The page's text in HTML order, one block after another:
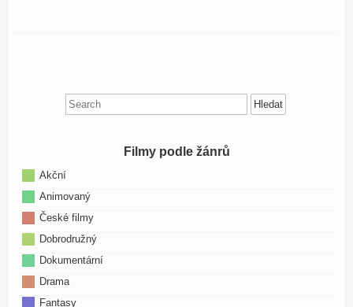
Search
for:
Filmy podle žánrů
Akční
Animovaný
České filmy
Dobrodružný
Dokumentární
Drama
Fantasy